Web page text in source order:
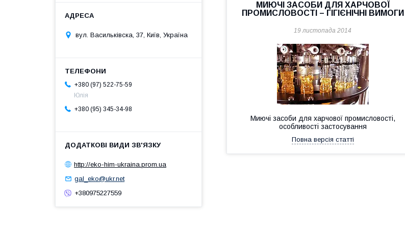
МИЮЧІ ЗАСОБИ ДЛЯ ХАРЧОВОЇ
ПРОМИСЛОВОСТІ – ГІГІЄНІЧНІ ВИМОГИ
19 листопада 2014
Миючі засоби для харчової промисловості,
особливості застосування
Повна версія статті
вул. Васильківска, 37, Київ, Україна
+380 (97) 522-75-59
Юлія
+380 (95) 345-34-98
http://eko-him-ukraina.prom.ua
gal_eko@ukr.net
+380975227559